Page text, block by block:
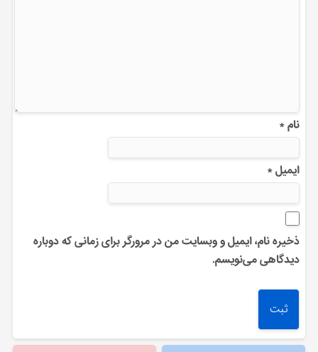
نام*
ایمیل*
ذخیره نام، ایمیل و وبسایت من در مرورگر برای زمانی که دوباره
دیدگاهی می‌نویسم.